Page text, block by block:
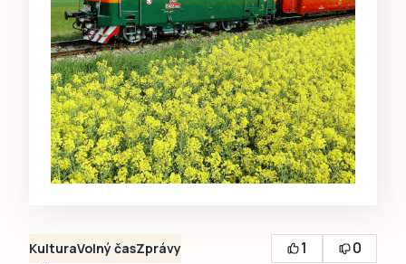
KulturaVolný časZprávy 1
0